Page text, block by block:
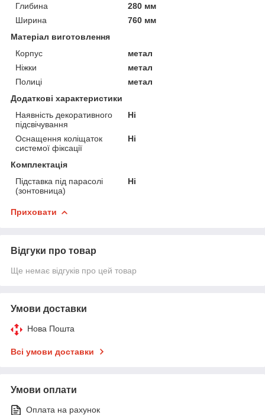
Глибина
280 мм
Ширина
760 мм
Матеріал виготовлення
Корпус
метал
Ніжки
метал
Полиці
метал
Додаткові характеристики
Наявність декоративного
підсвічування
Ні
Оснащення коліщаток
системої фіксації
Ні
Комплектація
Підставка під парасолі
(зонтовница)
Ні
Приховати
Відгуки про товар
Ще немає відгуків про цей товар
Умови доставки
Нова Пошта
Всі умови доставки
Умови оплати
Оплата на рахунок